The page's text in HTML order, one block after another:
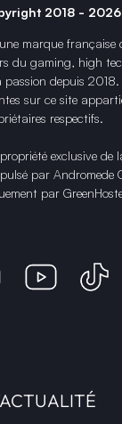
2018 - 2026
marque française
du gaming, high
depuis 2018.
sur ce site
respectifs.
exclusive de
par Andromede
par